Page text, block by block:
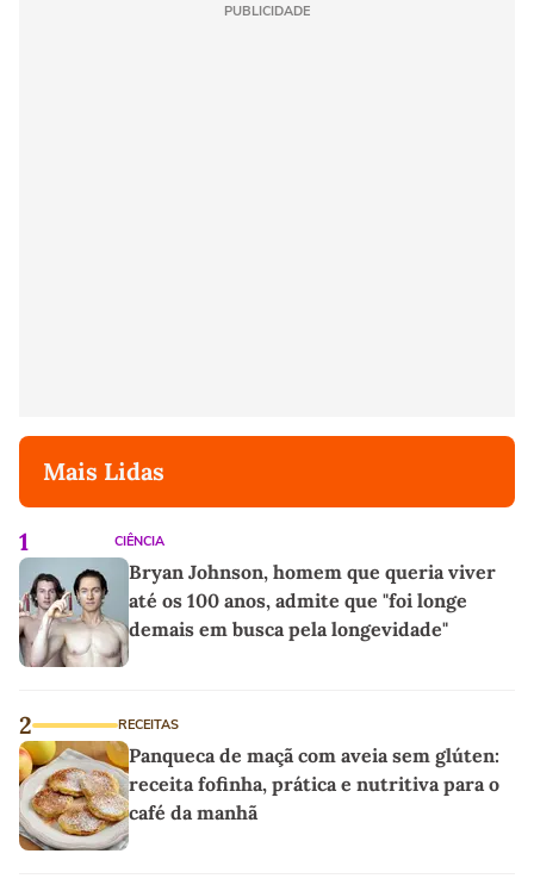
PUBLICIDADE
Mais Lidas
1 CIÊNCIA
Bryan Johnson, homem que queria viver
até os 100 anos, admite que "foi longe
demais em busca pela longevidade"
2 RECEITAS
Panqueca de maçã com aveia sem glúten:
receita fofinha, prática e nutritiva para o
café da manhã